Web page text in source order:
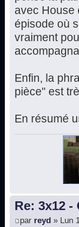
avec House
épisode où
vraiment
Enfin, la
pièce" est
En résumé
Re: 3x12 -
par reyd » Lun